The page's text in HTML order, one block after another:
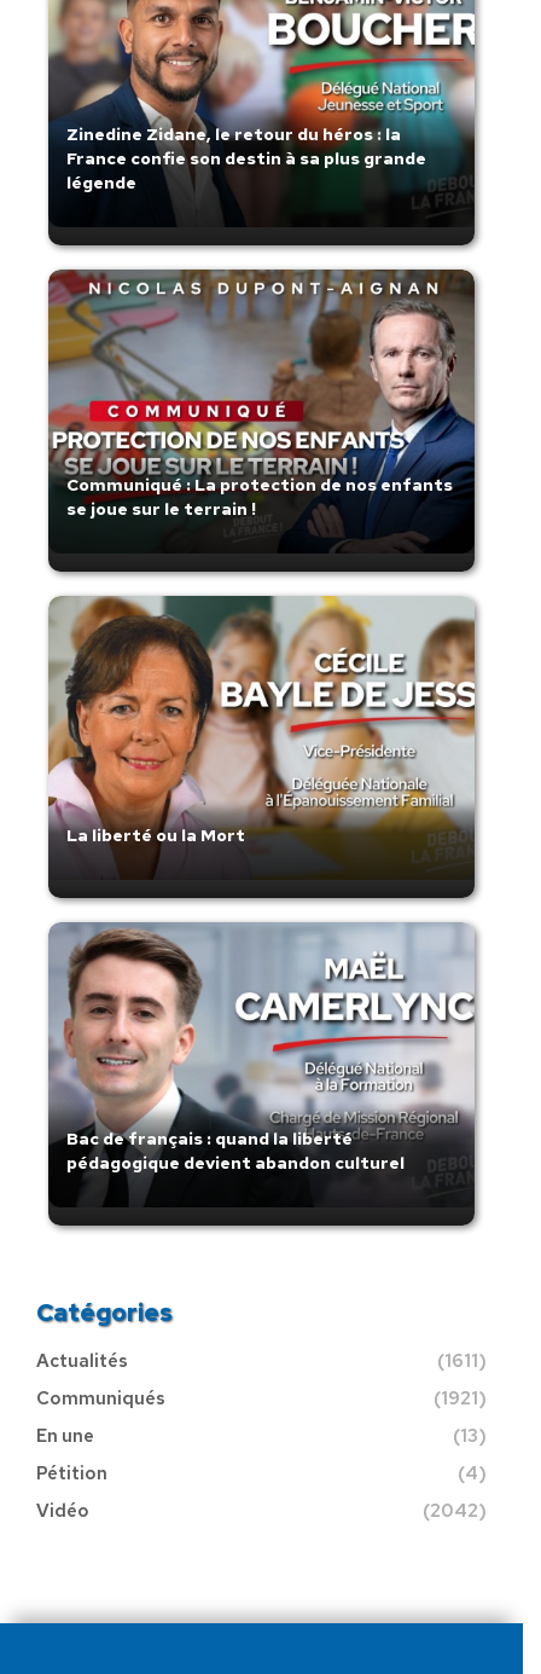
Zinedine Zidane, le retour du héros : la
France confie son destin à sa plus grande
légende
Communiqué : La protection de nos enfants
se joue sur le terrain !
La liberté ou la Mort
Bac de français : quand la liberté
pédagogique devient abandon culturel
Catégories
Actualités
(1611)
Communiqués
(1921)
En une
(13)
Pétition
(4)
Vidéo
(2042)